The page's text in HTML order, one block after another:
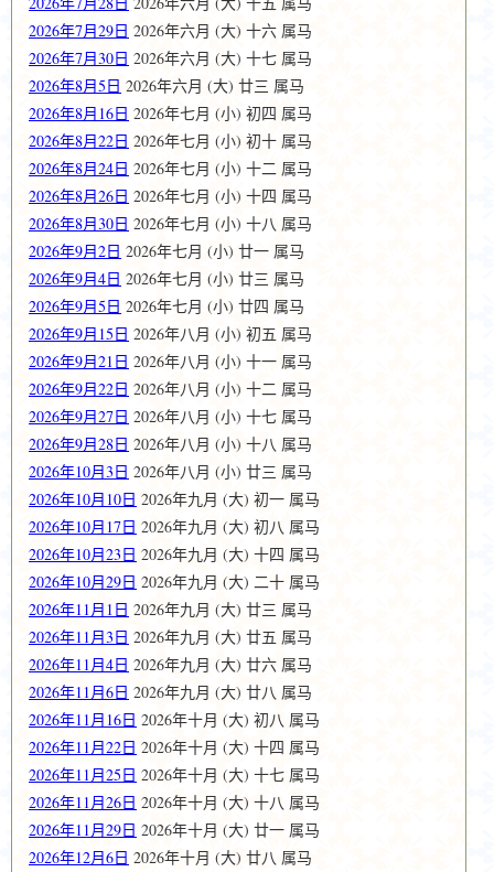
2026年7月29日 2026年六月 (大) 十六 属马
2026年7月30日 2026年六月 (大) 十七 属马
2026年8月5日 2026年六月 (大) 廿三 属马
2026年8月16日 2026年七月 (小) 初四 属马
2026年8月22日 2026年七月 (小) 初十 属马
2026年8月24日 2026年七月 (小) 十二 属马
2026年8月26日 2026年七月 (小) 十四 属马
2026年8月30日 2026年七月 (小) 十八 属马
2026年9月2日 2026年七月 (小) 廿一 属马
2026年9月4日 2026年七月 (小) 廿三 属马
2026年9月5日 2026年七月 (小) 廿四 属马
2026年9月15日 2026年八月 (小) 初五 属马
2026年9月21日 2026年八月 (小) 十一 属马
2026年9月22日 2026年八月 (小) 十二 属马
2026年9月27日 2026年八月 (小) 十七 属马
2026年9月28日 2026年八月 (小) 十八 属马
2026年10月3日 2026年八月 (小) 廿三 属马
2026年10月10日 2026年九月 (大) 初一 属马
2026年10月17日 2026年九月 (大) 初八 属马
2026年10月23日 2026年九月 (大) 十四 属马
2026年10月29日 2026年九月 (大) 二十 属马
2026年11月1日 2026年九月 (大) 廿三 属马
2026年11月3日 2026年九月 (大) 廿五 属马
2026年11月4日 2026年九月 (大) 廿六 属马
2026年11月6日 2026年九月 (大) 廿八 属马
2026年11月16日 2026年十月 (大) 初八 属马
2026年11月22日 2026年十月 (大) 十四 属马
2026年11月25日 2026年十月 (大) 十七 属马
2026年11月26日 2026年十月 (大) 十八 属马
2026年11月29日 2026年十月 (大) 廿一 属马
2026年12月6日 2026年十月 (大) 廿八 属马